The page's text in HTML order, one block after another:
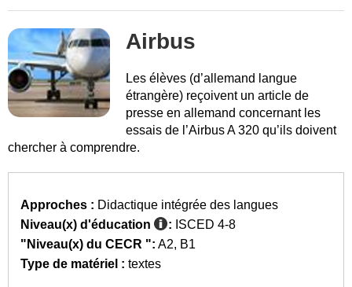
Airbus
Les élèves (d’allemand langue
étrangère) reçoivent un article de
presse en allemand concernant les
essais de l’Airbus A 320 qu’ils doivent
chercher à comprendre.
Approches : Didactique intégrée des langues
Niveau(x) d'éducation
: ISCED 4-8
"Niveau(x) du CECR ": A2
B1
Type de matériel : textes